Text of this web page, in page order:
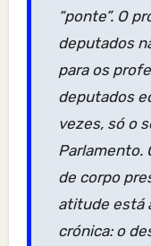
“ponte”. O
deputados
para os
deputados
vezes, só o
Parlamento.
de corpo
atitude está
crónica: o